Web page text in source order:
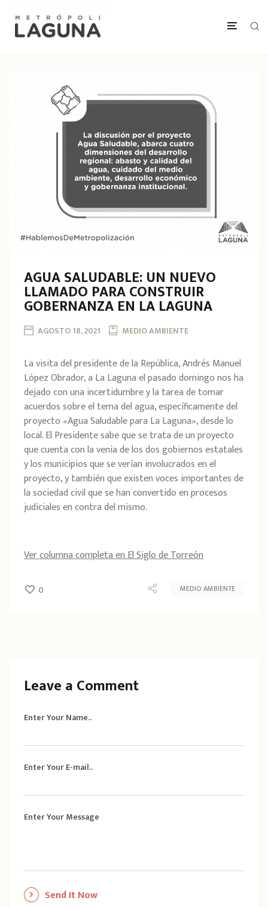
AGUA SALUDABLE: UN NUEVO
LLAMADO PARA CONSTRUIR
GOBERNANZA EN LA LAGUNA
AGOSTO 18, 2021 MEDIO AMBIENTE
La visita del presidente de la República, Andrés Manuel
López Obrador, a La Laguna el pasado domingo nos ha
dejado con una incertidumbre y la tarea de tomar
acuerdos sobre el tema del agua, específicamente del
proyecto «Agua Saludable para La Laguna», desde lo
local. El Presidente sabe que se trata de un proyecto
que cuenta con la venia de los dos gobiernos estatales
y los municipios que se verían involucrados en el
proyecto, y también que existen voces importantes de
la sociedad civil que se han convertido en procesos
judiciales en contra del mismo.
Ver columna completa en El Siglo de Torreón
0 MEDIO AMBIENTE
Leave a Comment
Enter Your Name..
Enter Your E-mail..
Enter Your Message
Send It Now